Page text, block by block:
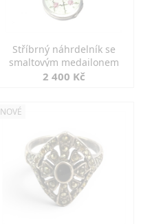
Stříbrný náhrdelník se
smaltovým medailonem
2 400 Kč
NOVÉ